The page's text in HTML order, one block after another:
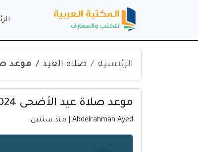
الرئيسية صلاة العيد موعد صلاة
موعد صلاة عيد الأضحى 2024 في القنيطرة | المغرب
Abdelrahman Ayed | منذ سنتين